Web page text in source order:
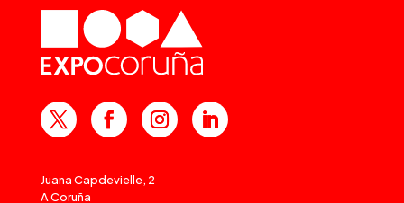
Juana Capdevielle, 2
A Coruña